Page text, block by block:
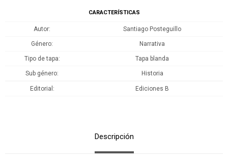
CARACTERÍSTICAS
Autor Santiago Posteguillo
Género Narrativa
Tipo de tapa Tapa blanda
Sub género Historia
Editorial Ediciones B
Descripción